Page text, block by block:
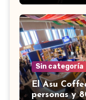
Sin categoría
El Asu
personas y